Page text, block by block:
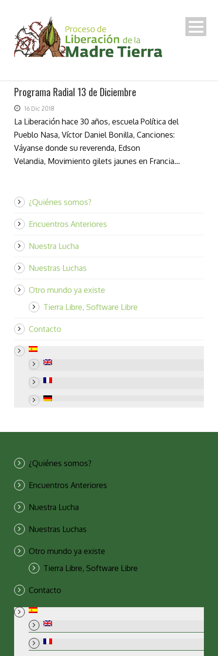
Programa Radial 13 de Diciembre
16 Dic 2018
La Liberación hace 30 años, escuela Política del
Pueblo Nasa, Víctor Daniel Bonilla, Canciones:
Váyanse donde su reverenda, Edson
Velandia, Movimiento gilets jaunes en Francia…
¿Quiénes somos?
Encuentros Anteriores
Nuestra Lucha
Nuestras Luchas
Otro mundo ya existe
Tierra Libre, Software Libre
Contacto
¿Quiénes somos?
Encuentros Anteriores
Nuestra Lucha
Nuestras Luchas
Otro mundo ya existe
Tierra Libre, Software Libre
Contacto